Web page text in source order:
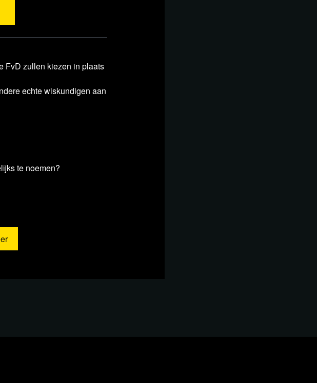
en bronnen
IV: geen respect voor de rechtsstaat
FvD zullen kiezen in plaats
echte wiskundigen aan
te noemen?